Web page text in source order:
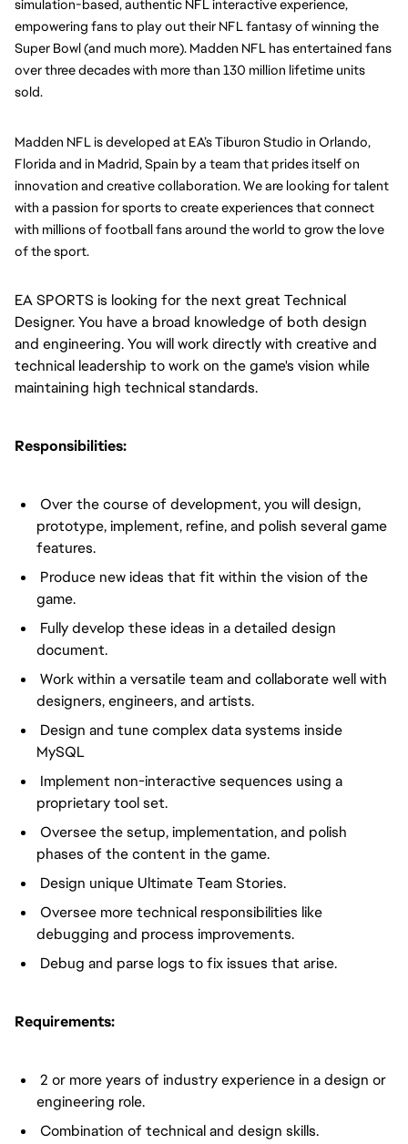
simulation-based, authentic NFL interactive experience,
empowering fans to play out their NFL fantasy of winning the
Super Bowl (and much more). Madden NFL has entertained fans
over three decades with more than 130 million lifetime units
sold.
Madden NFL is developed at EA’s Tiburon Studio in Orlando,
Florida and in Madrid, Spain by a team that prides itself on
innovation and creative collaboration. We are looking for talent
with a passion for sports to create experiences that connect
with millions of football fans around the world to grow the love
of the sport.
EA SPORTS is looking for the next great Technical
Designer. You have a broad knowledge of both design
and engineering. You will work directly with creative and
technical leadership to work on the game's vision while
maintaining high technical standards.
Responsibilities:
Over the course of development, you will design,
prototype, implement, refine, and polish several game
features.
Produce new ideas that fit within the vision of the
game.
Fully develop these ideas in a detailed design
document.
Work within a versatile team and collaborate well with
designers, engineers, and artists.
Design and tune complex data systems inside
MySQL
Implement non-interactive sequences using a
proprietary tool set.
Oversee the setup, implementation, and polish
phases of the content in the game.
Design unique Ultimate Team Stories.
Oversee more technical responsibilities like
debugging and process improvements.
Debug and parse logs to fix issues that arise.
Requirements:
2 or more years of industry experience in a design or
engineering role.
Combination of technical and design skills.